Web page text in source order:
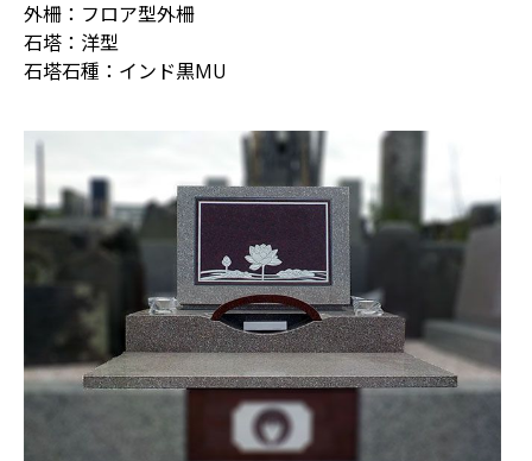
外柵：フロア型外柵
石塔：洋型
石塔石種：インド黒MU